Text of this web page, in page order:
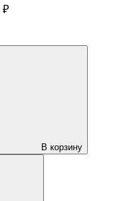
₽
В корзину